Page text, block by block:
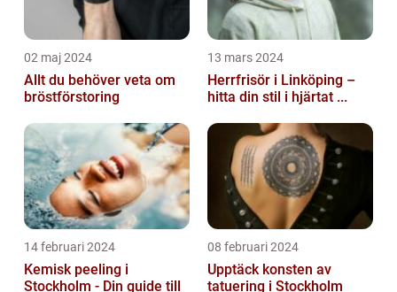
02 maj 2024
Allt du behöver veta om
bröstförstoring
13 mars 2024
Herrfrisör i Linköping –
hitta din stil i hjärtat ...
14 februari 2024
Kemisk peeling i
Stockholm - Din guide till
08 februari 2024
Upptäck konsten av
tatuering i Stockholm